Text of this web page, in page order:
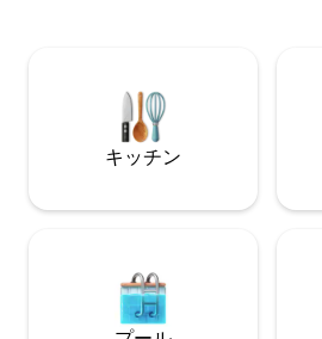
スニードル #Lumen、#Tmobile park
#Mariners、
#pikeplacemarket#Downtown
#Seattle Kraken #Seattle Storm
キッチン